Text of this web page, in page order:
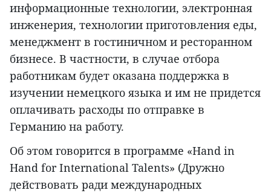
информационные технологии, электронная
инженерия, технологии приготовления еды,
менеджмент в гостиничном и ресторанном
бизнесе. В частности, в случае отбора
работникам будет оказана поддержка в
изучении немецкого языка и им не придется
оплачивать расходы по отправке в
Германию на работу.
Об этом говорится в программе «Hand in
Hand for International Talents» (Дружно
действовать ради международных